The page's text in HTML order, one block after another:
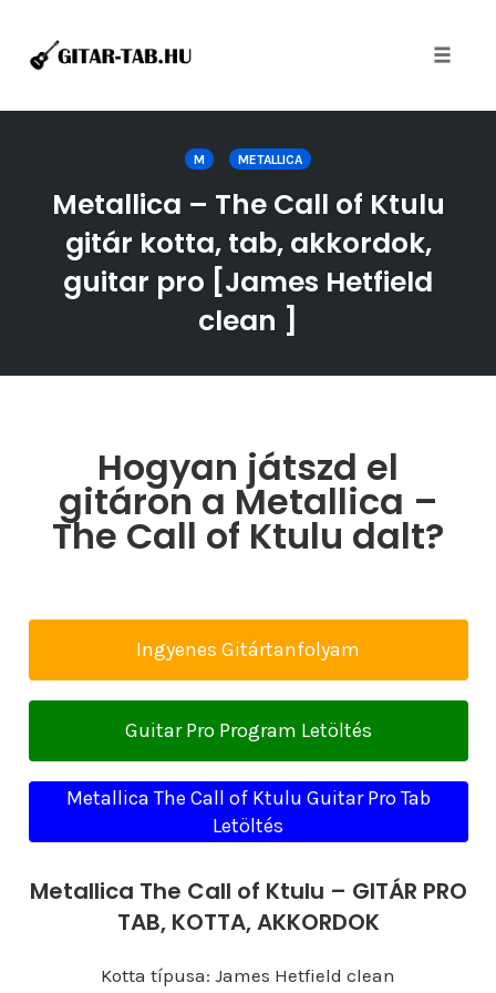
M METALLICA
Metallica – The Call of Ktulu
gitár kotta, tab, akkordok,
guitar pro [James Hetfield
clean ]
Hogyan játszd el
gitáron a Metallica –
The Call of Ktulu dalt?
Ingyenes Gitártanfolyam
Guitar Pro Program Letöltés
Metallica The Call of Ktulu Guitar Pro Tab
Letöltés
Metallica The Call of Ktulu – GITÁR PRO
TAB, KOTTA, AKKORDOK
Kotta típusa: James Hetfield clean